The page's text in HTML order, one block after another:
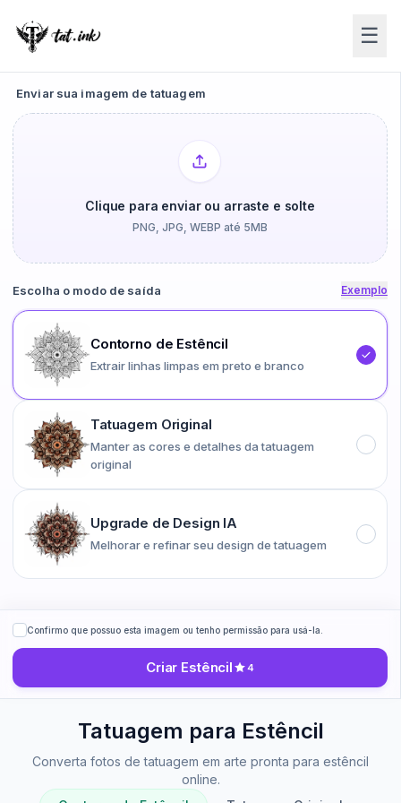
☰
Enviar sua imagem de tatuagem
Clique para enviar ou arraste e solte
PNG, JPG, WEBP até 5MB
Escolha o modo de saída Exemplo
Contorno de Estêncil
Extrair linhas limpas em preto e branco
Tatuagem Original
Manter as cores e detalhes da tatuagem
original
Upgrade de Design IA
Melhorar e refinar seu design de tatuagem
Confirmo que possuo esta imagem ou tenho permissão para usá-la.
Criar Estêncil 4
Tatuagem para Estêncil
Converta fotos de tatuagem em arte pronta para estêncil
online.